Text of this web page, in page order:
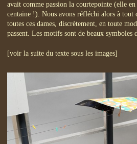
avait comme passion la courtepointe (elle
centaine !). Nous avons réfléchi alors à tout
toutes ces dames, discrètement, en toute
passent. Les motifs sont de beaux symboles
[voir la suite du texte sous les images]